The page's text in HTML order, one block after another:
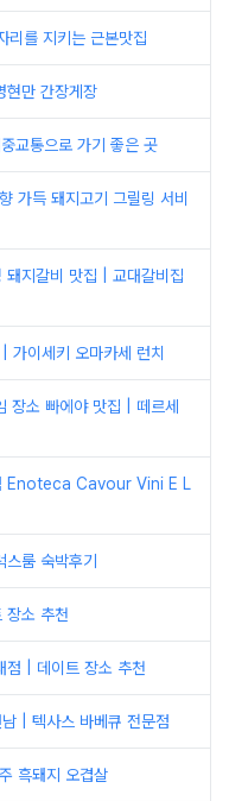
를 지키는 근본맛집
현만 간장게장
교통으로 가기 좋은 곳
가득 돼지고기 그릴링 서비
지갈비 맛집 | 교대갈비집
가이세키 오마카세 런치
장소 빠에야 맛집 | 떼르세
Enoteca Cavour Vini E L
룸 숙박후기
장소 추천
점 | 데이트 장소 추천
| 텍사스 바베큐 전문점
흑돼지 오겹살